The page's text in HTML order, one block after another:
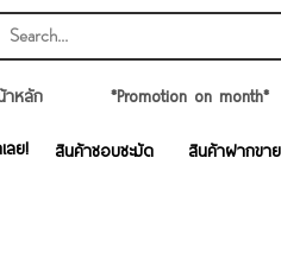
าหลัก *Promotion on month*
สินค้าชอบชะมัด สินค้าฝากขา
ลย!